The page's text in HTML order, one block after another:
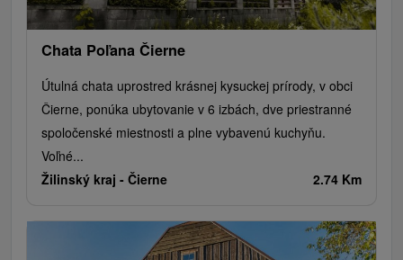
Chata Poľana Čierne
Útulná chata uprostred krásnej kysuckej prírody, v obci
Čierne, ponúka ubytovanie v 6 izbách, dve priestranné
spoločenské miestnosti a plne vybavenú kuchyňu.
Voľné...
Žilinský kraj - Čierne 2.74 Km